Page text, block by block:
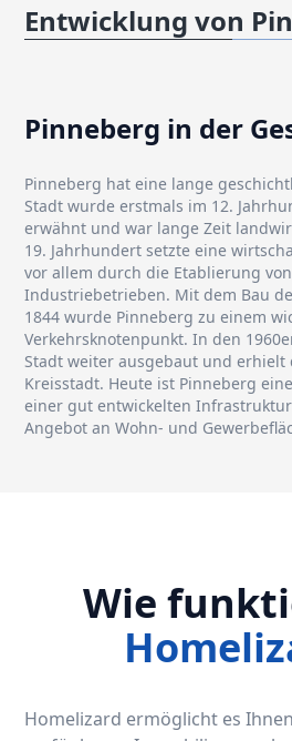
Entwicklung von
Pinneberg in der
Pinneberg hat eine lange
Stadt wurde erstmals im 12.
erwähnt und war lange Zeit
19. Jahrhundert setzte eine
vor allem durch die Etablierung
Industriebetrieben. Mit dem Bau
1844 wurde Pinneberg zu einem
Verkehrsknotenpunkt. In den
Stadt weiter ausgebaut und erhielt
Kreisstadt. Heute ist Pinneberg
einer gut entwickelten
Angebot an Wohn- und
Wie
Homelizard ermöglicht es